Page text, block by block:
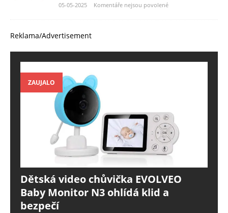
05-05-2025 Komentáře nejsou povolené
Reklama/Advertisement
ZAUJALO
Dětská video chůvička EVOLVEO
Baby Monitor N3 ohlídá klid a
bezpečí